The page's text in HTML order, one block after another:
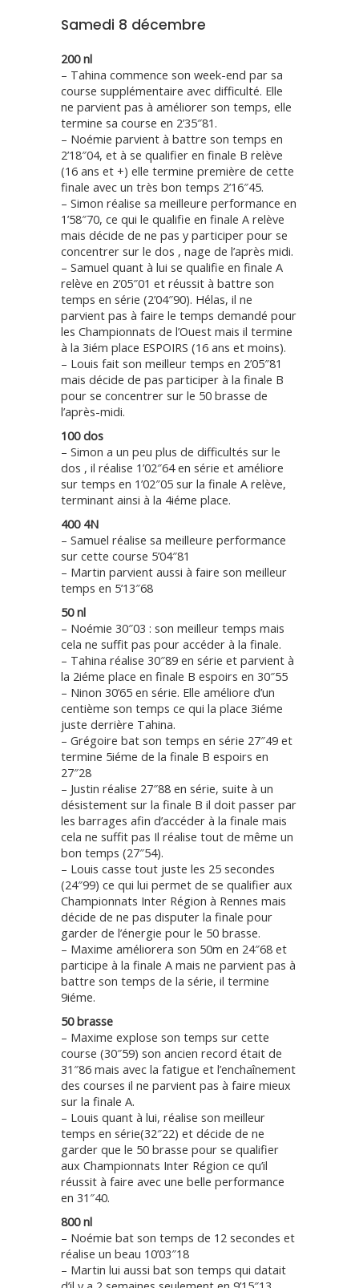
Samedi 8 décembre
200 nl
– Tahina commence son week-end par sa
course supplémentaire avec difficulté. Elle
ne parvient pas à améliorer son temps, elle
termine sa course en 2’35″81.
– Noémie parvient à battre son temps en
2’18″04, et à se qualifier en finale B relève
(16 ans et +) elle termine première de cette
finale avec un très bon temps 2’16″45.
– Simon réalise sa meilleure performance en
1’58″70, ce qui le qualifie en finale A relève
mais décide de ne pas y participer pour se
concentrer sur le dos , nage de l’après midi.
– Samuel quant à lui se qualifie en finale A
relève en 2’05″01 et réussit à battre son
temps en série (2’04″90). Hélas, il ne
parvient pas à faire le temps demandé pour
les Championnats de l’Ouest mais il termine
à la 3iém place ESPOIRS (16 ans et moins).
– Louis fait son meilleur temps en 2’05″81
mais décide de pas participer à la finale B
pour se concentrer sur le 50 brasse de
l’après-midi.
100 dos
– Simon a un peu plus de difficultés sur le
dos , il réalise 1’02″64 en série et améliore
sur temps en 1’02″05 sur la finale A relève,
terminant ainsi à la 4iéme place.
400 4N
– Samuel réalise sa meilleure performance
sur cette course 5’04″81
– Martin parvient aussi à faire son meilleur
temps en 5’13″68
50 nl
– Noémie 30″03 : son meilleur temps mais
cela ne suffit pas pour accéder à la finale.
– Tahina réalise 30″89 en série et parvient à
la 2iéme place en finale B espoirs en 30″55
– Ninon 30’65 en série. Elle améliore d’un
centième son temps ce qui la place 3iéme
juste derrière Tahina.
– Grégoire bat son temps en série 27″49 et
termine 5iéme de la finale B espoirs en
27″28
– Justin réalise 27″88 en série, suite à un
désistement sur la finale B il doit passer par
les barrages afin d’accéder à la finale mais
cela ne suffit pas Il réalise tout de même un
bon temps (27″54).
– Louis casse tout juste les 25 secondes
(24″99) ce qui lui permet de se qualifier aux
Championnats Inter Région à Rennes mais
décide de ne pas disputer la finale pour
garder de l’énergie pour le 50 brasse.
– Maxime améliorera son 50m en 24″68 et
participe à la finale A mais ne parvient pas à
battre son temps de la série, il termine
9iéme.
50 brasse
– Maxime explose son temps sur cette
course (30″59) son ancien record était de
31″86 mais avec la fatigue et l’enchaînement
des courses il ne parvient pas à faire mieux
sur la finale A.
– Louis quant à lui, réalise son meilleur
temps en série(32″22) et décide de ne
garder que le 50 brasse pour se qualifier
aux Championnats Inter Région ce qu’il
réussit à faire avec une belle performance
en 31″40.
800 nl
– Noémie bat son temps de 12 secondes et
réalise un beau 10’03″18
– Martin lui aussi bat son temps qui datait